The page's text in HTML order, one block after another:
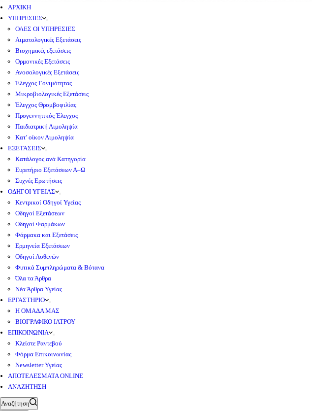
ΑΡΧΙΚΗ
ΥΠΗΡΕΣΙΕΣ
ΟΛΕΣ ΟΙ ΥΠΗΡΕΣΙΕΣ
Αιματολογικές Εξετάσεις
Βιοχημικές εξετάσεις
Ορμονικές Εξετάσεις
Ανοσολογικές Εξετάσεις
Έλεγχος Γονιμότητας
Μικροβιολογικές Εξετάσεις
Έλεγχος Θρομβοφιλίας
Προγεννητικός Έλεγχος
Παιδιατρική Αιμοληψία
Κατ’ οίκον Αιμοληψία
ΕΞΕΤΑΣΕΙΣ
Κατάλογος ανά Κατηγορία
Ευρετήριο Εξετάσεων Α–Ω
Συχνές Ερωτήσεις
ΟΔΗΓΟΙ ΥΓΕΙΑΣ
Κεντρικοί Οδηγοί Υγείας
Οδηγοί Εξετάσεων
Οδηγοί Φαρμάκων
Φάρμακα και Εξετάσεις
Ερμηνεία Εξετάσεων
Οδηγοί Ασθενών
Φυτικά Συμπληρώματα & Βότανα
Όλα τα Άρθρα
Νέα Άρθρα Υγείας
ΕΡΓΑΣΤΗΡΙΟ
Η ΟΜΑΔΑ ΜΑΣ
ΒΙΟΓΡΑΦΙΚΟ ΙΑΤΡΟΥ
ΕΠΙΚΟΙΝΩΝΙΑ
Κλείστε Ραντεβού
Φόρμα Επικοινωνίας
Newsletter Υγείας
ΑΠΟΤΕΛΕΣΜΑΤΑ ONLINE
ΑΝΑΖΗΤΗΣΗ
Αναζήτηση